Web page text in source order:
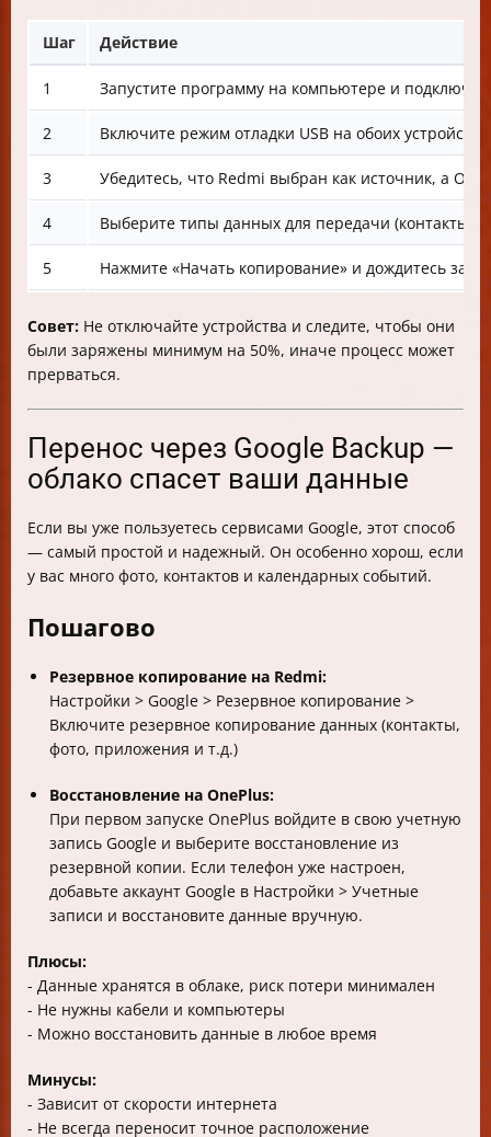
Шаг Действие
1 Запустите программу на компьютере и
2 Включите режим отладки USB на обоих
3 Убедитесь, что Redmi выбран как источник, а
4 Выберите типы данных для передачи (контакты,
5 Нажмите «Начать копирование» и дождитесь
Совет: Не отключайте устройства и следите, чтобы они
были заряжены минимум на 50%, иначе процесс может
прерваться.
Перенос через Google Backup —
облако спасет ваши данные
Если вы уже пользуетесь сервисами Google, этот способ
— самый простой и надежный. Он особенно хорош, если
у вас много фото, контактов и календарных событий.
Пошагово
Резервное копирование на Redmi:
Настройки > Google > Резервное копирование >
Включите резервное копирование данных (контакты,
фото, приложения и т.д.)
Восстановление на OnePlus:
При первом запуске OnePlus войдите в свою учетную
запись Google и выберите восстановление из
резервной копии. Если телефон уже настроен,
добавьте аккаунт Google в Настройки > Учетные
записи и восстановите данные вручную.
Плюсы:
- Данные хранятся в облаке, риск потери минимален
- Не нужны кабели и компьютеры
- Можно восстановить данные в любое время
Минусы:
- Зависит от скорости интернета
- Не всегда переносит точное расположение